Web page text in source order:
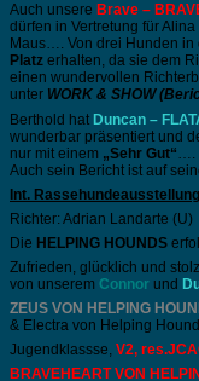
Auch unsere Brave –
dürfen in Vertretung für
Maus…. Von drei Hunden in
Platz erhalten, da sie dem
einen wundervollen
unter WORK & SHOW
Berthold hat Duncan –
wunderbar präsentiert und
nur mit einem „Sehr Gut“
Auch sein Bericht ist auf
Int.
Richter: Adrian Landarte (U)
Die HELPING HOUNDS
Zufrieden, glücklich und
von unserem Connor und
ZEUS VON HELPING
& Electra von Helping
Jugendklassse, V2,
BRAVEHEART VON